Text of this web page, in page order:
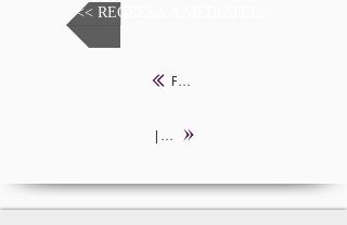
<< REGRESA A MEDIATECA
FONDO EDITORIAL |
| APLICACIÓN PRÁCTICA DEL